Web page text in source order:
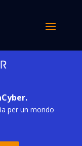
per un mondo